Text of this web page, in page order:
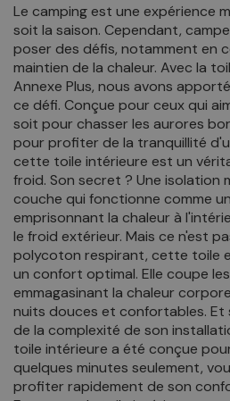
Le camping est une expérience
soit la saison. Cependant,
poser des défis, notamment en
maintien de la chaleur. Avec la
Annexe Plus, nous avons
ce défi. Conçue pour ceux qui
soit pour chasser les aurores
pour profiter de la tranquillité
cette toile intérieure est un
froid. Son secret ? Une isolation
couche qui fonctionne comme
emprisonnant la chaleur à
le froid extérieur. Mais ce n'est
polycoton respirant, cette toile
un confort optimal. Elle coupe
emmagasinant la chaleur
nuits douces et confortables. Et
de la complexité de son
toile intérieure a été conçue
quelques minutes seulement,
profiter rapidement de son